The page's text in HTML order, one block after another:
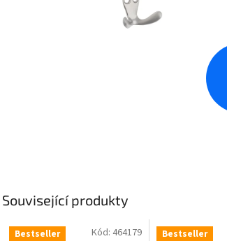
Související produkty
Bestseller Kód: 464179 Bestseller